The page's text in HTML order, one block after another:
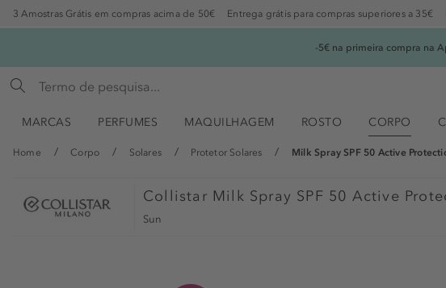
3 Amostras Grátis em compras acima de 50€ Entrega grátis para compras superiores a 35€
-5€ na primeira compra na
MARCAS PERFUMES MAQUILHAGEM ROSTO CORPO
Home Corpo Solares Protetor Solares Milk Spray SPF 50 Active
Collistar Milk Spray SPF 50 Active
Sun